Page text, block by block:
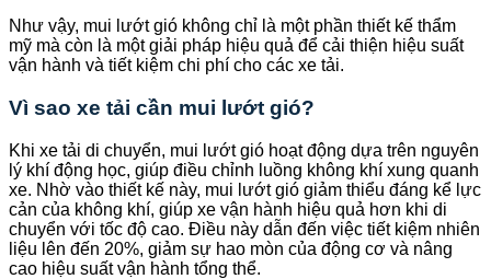
Như vậy, mui lướt gió không chỉ là một phần thiết kế thẩm
mỹ mà còn là một giải pháp hiệu quả để cải thiện hiệu suất
vận hành và tiết kiệm chi phí cho các xe tải.
Vì sao xe tải cần mui lướt gió?
Khi xe tải di chuyển, mui lướt gió hoạt động dựa trên nguyên
lý khí động học, giúp điều chỉnh luồng không khí xung quanh
xe. Nhờ vào thiết kế này, mui lướt gió giảm thiểu đáng kể lực
cản của không khí, giúp xe vận hành hiệu quả hơn khi di
chuyển với tốc độ cao. Điều này dẫn đến việc tiết kiệm nhiên
liệu lên đến 20%, giảm sự hao mòn của động cơ và nâng
cao hiệu suất vận hành tổng thể.